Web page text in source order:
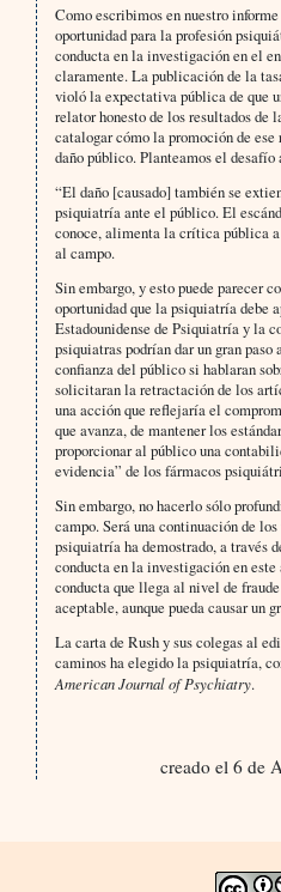
Como escribimos en nuestro
oportunidad para la profesión
conducta en la investigación en el
claramente. La publicación de la
violó la expectativa pública de que
relator honesto de los resultados
catalogar cómo la promoción de
daño público. Planteamos el desafío
“El daño [causado] también se
psiquiatría ante el público. El
conoce, alimenta la crítica pública
al campo.
Sin embargo, y esto puede parecer
oportunidad que la psiquiatría debe
Estadounidense de Psiquiatría y la
psiquiatras podrían dar un gran paso
confianza del público si hablaran
solicitaran la retractación de los
una acción que reflejaría el
que avanza, de mantener los
proporcionar al público una
evidencia” de los fármacos
Sin embargo, no hacerlo sólo
campo. Será una continuación de
psiquiatría ha demostrado, a través
conducta en la investigación en
conducta que llega al nivel de
aceptable, aunque pueda causar un
La carta de Rush y sus colegas al
caminos ha elegido la psiquiatría,
American Journal of Psychiatry.
creado el 6 de